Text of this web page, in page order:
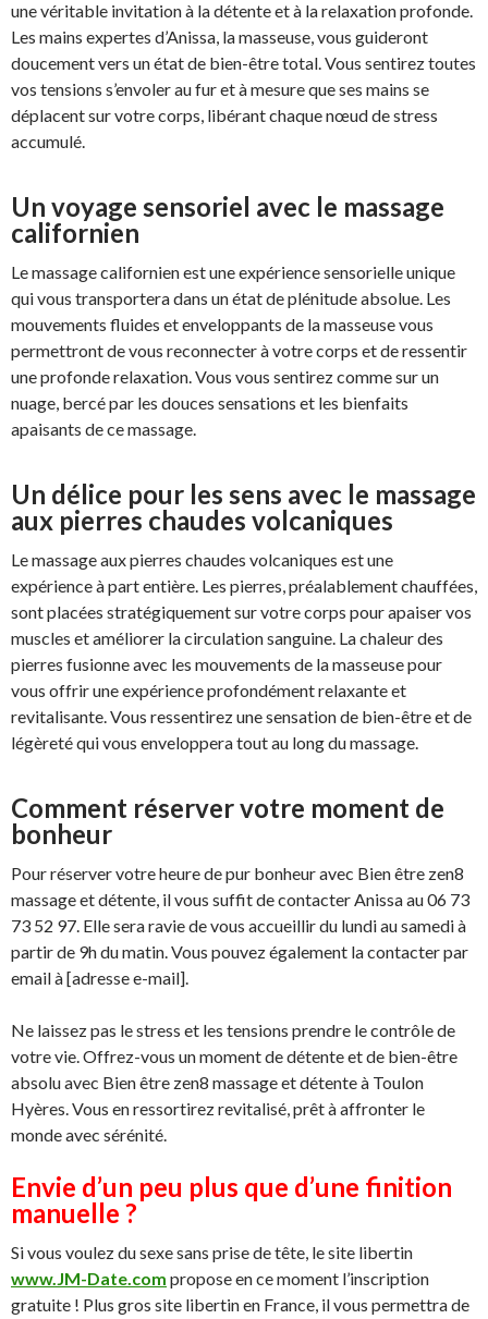
une véritable invitation à la détente et à la relaxation profonde.
Les mains expertes d’Anissa, la masseuse, vous guideront
doucement vers un état de bien-être total. Vous sentirez toutes
vos tensions s’envoler au fur et à mesure que ses mains se
déplacent sur votre corps, libérant chaque nœud de stress
accumulé.
Un voyage sensoriel avec le massage
californien
Le massage californien est une expérience sensorielle unique
qui vous transportera dans un état de plénitude absolue. Les
mouvements fluides et enveloppants de la masseuse vous
permettront de vous reconnecter à votre corps et de ressentir
une profonde relaxation. Vous vous sentirez comme sur un
nuage, bercé par les douces sensations et les bienfaits
apaisants de ce massage.
Un délice pour les sens avec le massage
aux pierres chaudes volcaniques
Le massage aux pierres chaudes volcaniques est une
expérience à part entière. Les pierres, préalablement chauffées,
sont placées stratégiquement sur votre corps pour apaiser vos
muscles et améliorer la circulation sanguine. La chaleur des
pierres fusionne avec les mouvements de la masseuse pour
vous offrir une expérience profondément relaxante et
revitalisante. Vous ressentirez une sensation de bien-être et de
légèreté qui vous enveloppera tout au long du massage.
Comment réserver votre moment de
bonheur
Pour réserver votre heure de pur bonheur avec Bien être zen8
massage et détente, il vous suffit de contacter Anissa au 06 73
73 52 97. Elle sera ravie de vous accueillir du lundi au samedi à
partir de 9h du matin. Vous pouvez également la contacter par
email à [adresse e-mail].
Ne laissez pas le stress et les tensions prendre le contrôle de
votre vie. Offrez-vous un moment de détente et de bien-être
absolu avec Bien être zen8 massage et détente à Toulon
Hyères. Vous en ressortirez revitalisé, prêt à affronter le
monde avec sérénité.
Envie d’un peu plus que d’une finition
manuelle ?
Si vous voulez du sexe sans prise de tête, le site libertin
www.JM-Date.com propose en ce moment l’inscription
gratuite ! Plus gros site libertin en France, il vous permettra de